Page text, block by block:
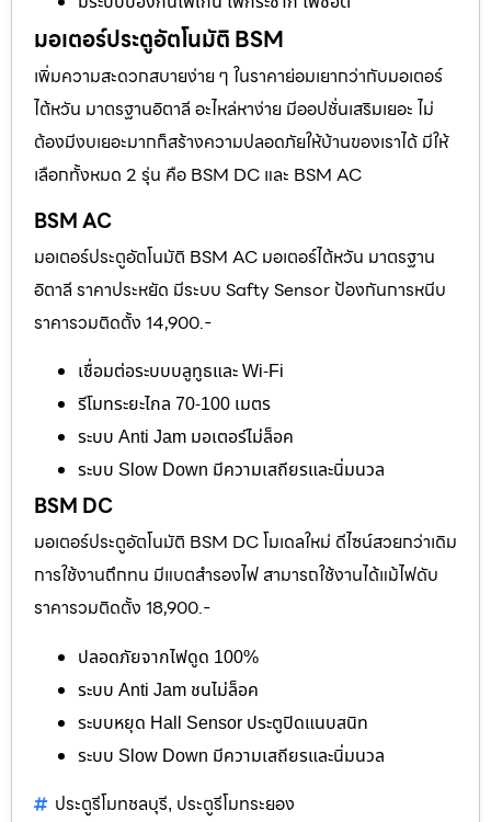
มอเตอร์ประตูอัตโนมัติ BSM
เพิ่มความสะดวกสบายง่าย ๆ ในราคาย่อมเยากว่ากับมอเตอร์
ไต้หวัน มาตรฐานอิตาลี อะไหล่หาง่าย มีออปชั่นเสริมเยอะ ไม่
ต้องมีงบเยอะมากก็สร้างความปลอดภัยให้บ้านของเราได้ มีให้
เลือกทั้งหมด 2 รุ่น คือ BSM DC และ BSM AC
BSM AC
มอเตอร์ประตูอัตโนมัติ BSM AC มอเตอร์ไต้หวัน มาตรฐาน
อิตาลี ราคาประหยัด มีระบบ Safty Sensor ป้องกันการหนีบ
ราคารวมติดตั้ง 14,900.-
เชื่อมต่อระบบบลูทูธและ Wi-Fi
รีโมทระยะไกล 70-100 เมตร
ระบบ Anti Jam มอเตอร์ไม่ล็อค
ระบบ Slow Down มีความเสถียรและนิ่มนวล
BSM DC
มอเตอร์ประตูอัตโนมัติ BSM DC โมเดลใหม่ ดีไซน์สวยกว่าเดิม
การใช้งานถึกทน มีแบตสำรองไฟ สามารถใช้งานได้แม้ไฟดับ
ราคารวมติดตั้ง 18,900.-
ปลอดภัยจากไฟดูด 100%
ระบบ Anti Jam ชนไม่ล็อค
ระบบหยุด Hall Sensor ประตูปิดแนบสนิท
ระบบ Slow Down มีความเสถียรและนิ่มนวล
ประตูรีโมทชลบุรี, ประตูรีโมทระยอง